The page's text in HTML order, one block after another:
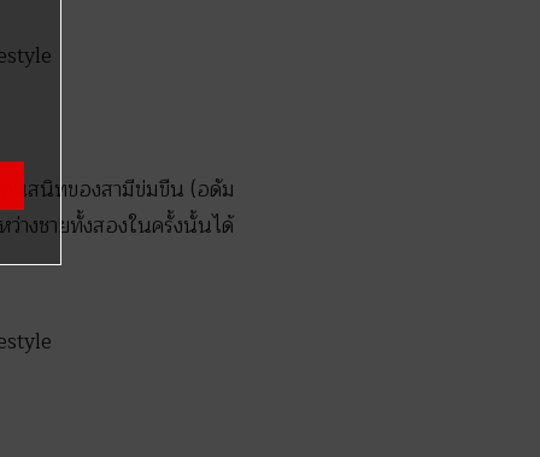
อนสนิทของสามีข่มขืน (อดัม
างชายทั้งสองในครั้งนั้นได้